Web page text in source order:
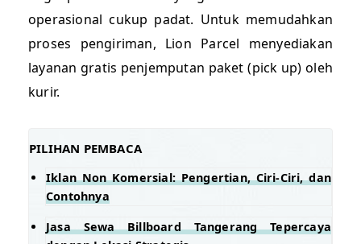
operasional cukup padat. Untuk memudahkan
proses pengiriman, Lion Parcel menyediakan
layanan gratis penjemputan paket (pick up) oleh
kurir.
PILIHAN PEMBACA
Iklan Non Komersial: Pengertian, Ciri-Ciri, dan
Contohnya
Jasa Sewa Billboard Tangerang Tepercaya